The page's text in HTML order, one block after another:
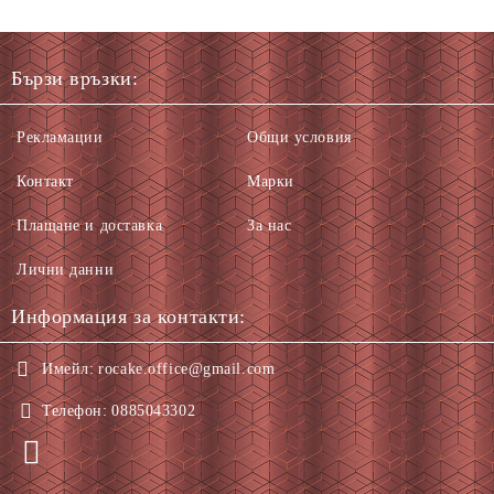
Бързи връзки:
Рекламации
Контакт
Плащане и доставка
Лични данни
Общи условия
Марки
За нас
Информация за контакти:
Имейл: rocake.office@gmail.com
Телефон: 0885043302